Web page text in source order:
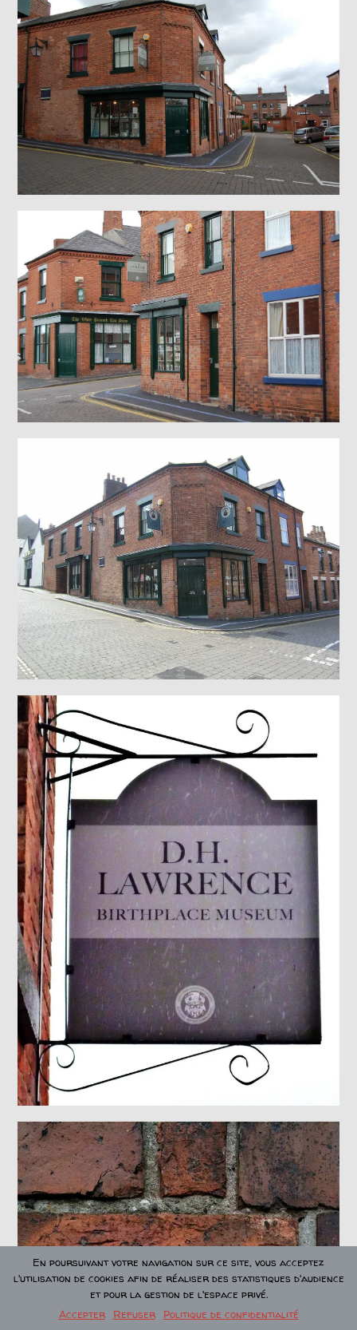
En poursuivant votre navigation sur ce site, vous acceptez
l'utilisation de cookies afin de réaliser des statistiques d'audience
et pour la gestion de l'espace privé.
Accepter
Refuser Politique de confidentialité